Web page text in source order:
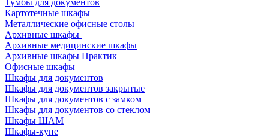
Тумбы для документов
Картотечные шкафы
Металлические офисные столы
Архивные шкафы
Архивные медицинские шкафы
Архивные шкафы Практик
Офисные шкафы
Шкафы для документов
Шкафы для документов закрытые
Шкафы для документов с замком
Шкафы для документов со стеклом
Шкафы ШАМ
Шкафы-купе